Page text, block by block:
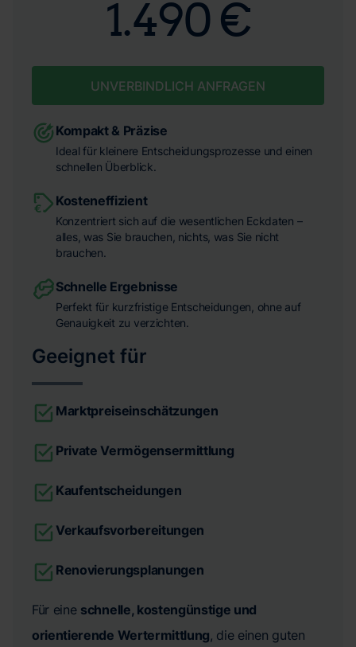
1.490 €
UNVERBINDLICH ANFRAGEN
Kompakt & Präzise
Ideal für kleinere Entscheidungsprozesse und einen
schnellen Überblick.
Kosteneffizient
Konzentriert sich auf die wesentlichen Eckdaten –
alles, was Sie brauchen, nichts, was Sie nicht
brauchen.
Schnelle Ergebnisse
Perfekt für kurzfristige Entscheidungen, ohne auf
Genauigkeit zu verzichten.
Geeignet für
Marktpreiseinschätzungen
Private Vermögensermittlung
Kaufentscheidungen
Verkaufsvorbereitungen
Renovierungsplanungen
Für eine schnelle, kostengünstige und
orientierende Wertermittlung, die einen guten